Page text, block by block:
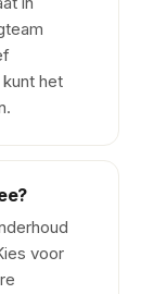
het
voor